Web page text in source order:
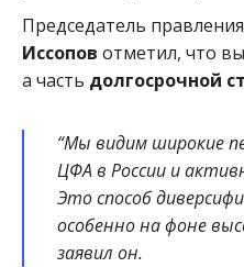
Председатель
Иссопов отметил, что
а часть долгосрочной
“Мы видим широкие
ЦФА в России и
Это способ
особенно на фоне
заявил он.